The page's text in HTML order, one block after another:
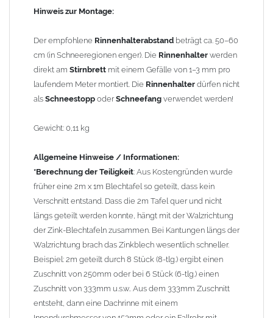
ergibt einen Zuschnitt von 250mm oder bei 6 Stück (6-tlg.) einen
dann eine Dachrinne mit einem Innendurchmesser von 153mm
oder ein Fallrohr mit einem Durchmesser von 100mm.
Wegen derelektrochemischen Kontaktkorrosiondürfen
Kupferbauteile nicht mit Zink, Aluminium oder verzinkten
durch Kupferionen stark angegriffen, insbesondere wenn
trennen (z. B. durch Trennstreifen oder Beschichtungen) und den
Wasserfluss so lenken, dass er nur von Zink, Aluminium und
verzinkten Bauteilen in Richtung Kupfer verläuft. Richtige
Kombinationen ->Zink, Aluminium und verzinkte Bauteile
können miteinander verbaut werden, da sie in der
elektrochemischen Spannungsreihe nahe beieinander liegen.
Kupfer kann mit Edelstahl und Blei kombiniert werden, da keine
erhebliche Kontaktkorrosion auftritt.
Hinweis zur Montage:
Der empfohlene Rinnenhalterabstand beträgt ca. 50–60
cm (in Schneeregionen enger). Die Rinnenhalter werden
direkt am Stirnbrett mit einem Gefälle von 1–3 mm pro
laufendem Meter montiert. Die Rinnenhalter dürfen nicht
als Schneestopp oderSchneefang verwendet werden!
Gewicht: 0,11 kg
Allgemeine Hinweise / Informationen:
*Berechnung der Teiligkeit: Aus Kostengründen wurde
früher eine 2m x 1m Blechtafel so geteilt, dass kein
Verschnitt entstand. Dass die 2m Tafel quer und nicht
längs geteilt werden konnte, hängt mit der Walzrichtung
der Zink-Blechtafeln zusammen. Bei Kantungen längs der
Walzrichtung brach das Zinkblech wesentlich schneller.
Beispiel: 2m geteilt durch 8 Stück (8-tlg.) ergibt einen
Zuschnitt von 250mm oder bei 6 Stück (6-tlg.) einen
Zuschnitt von 333mm u.s.w.. Aus dem 333mm Zuschnitt
entsteht, dann eine Dachrinne mit einem